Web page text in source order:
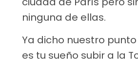
ninguna de ellas.
Ya dicho nuestro
es tu sueño subir a la